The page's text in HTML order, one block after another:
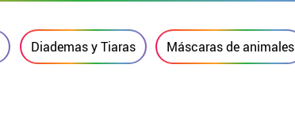
Diademas y Tiaras Máscaras de animales